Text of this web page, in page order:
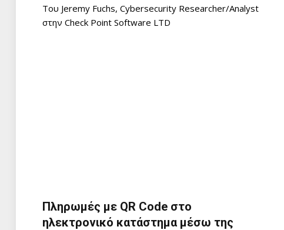
Του Jeremy Fuchs, Cybersecurity Researcher/Analyst
στην Check Point Software LTD
Πληρωμές με QR Code στο
ηλεκτρονικό κατάστημα μέσω της